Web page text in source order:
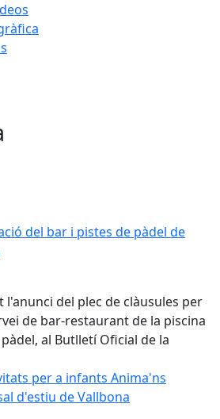
del bar i pistes de pàdel de
del bar i pistes de pàdel de
del plec de clàusules per
de bar-restaurant de la piscina
al Butlletí Oficial de la
per a infants Anima'ns
per a infants Anima'ns
d'estiu de Vallbona